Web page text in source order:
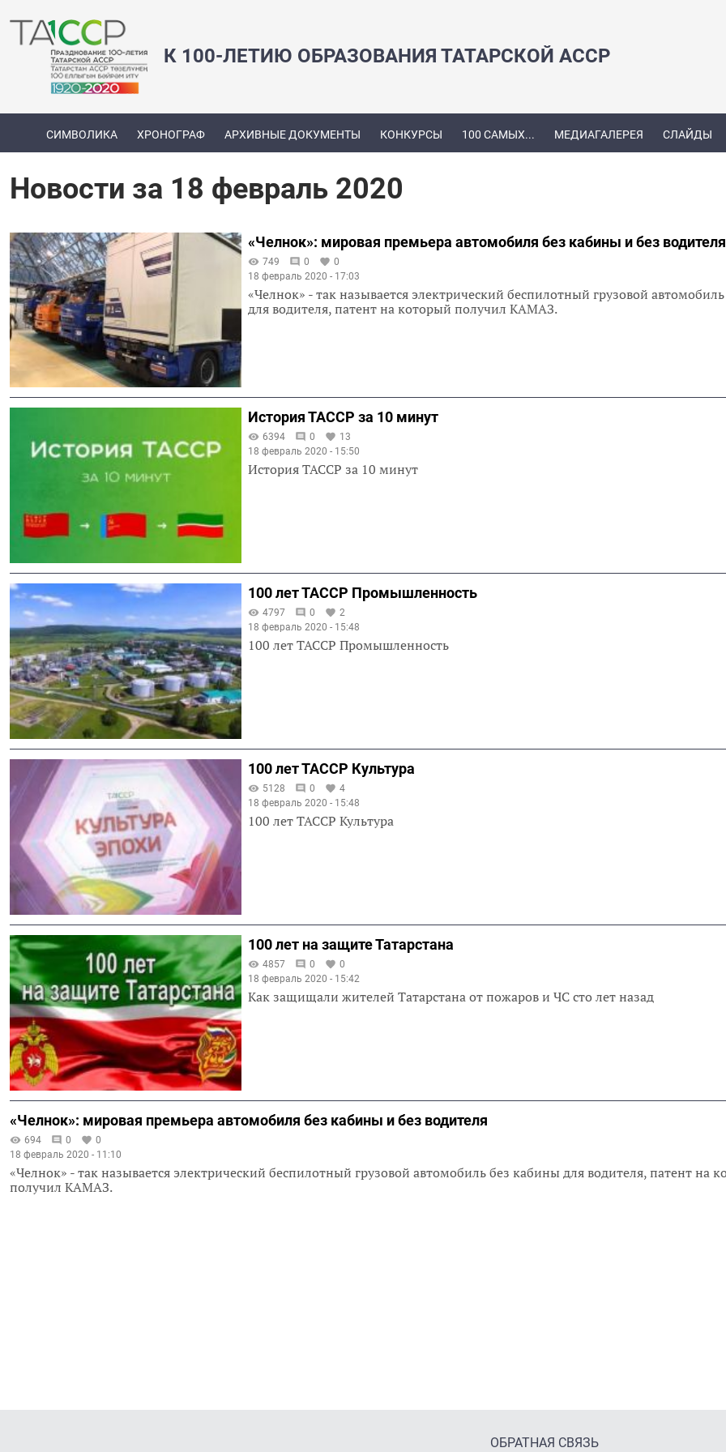
К 100-ЛЕТИЮ ОБРАЗОВАНИЯ ТАТАРСКОЙ АССР
СИМВОЛИКА ХРОНОГРАФ АРХИВНЫЕ ДОКУМЕНТЫ КОНКУРСЫ 100 САМЫХ... МЕДИАГАЛЕРЕЯ СЛАЙДЫ
Новости за 18 февраль 2020
«Челнок»: мировая премьера автомобиля без кабины и без водителя
749 0
0
18 февраль 2020 - 17:03
«Челнок» - так называется электрический беспилотный грузовой
для водителя, патент на который получил КАМАЗ.
История ТАССР за 10 минут
6394 0
13
18 февраль 2020 - 15:50
История ТАССР за 10 минут
100 лет ТАССР Промышленность
4797 0
2
18 февраль 2020 - 15:48
100 лет ТАССР Промышленность
100 лет ТАССР Культура
5128 0
4
18 февраль 2020 - 15:48
100 лет ТАССР Культура
100 лет на защите Татарстана
4857 0
0
18 февраль 2020 - 15:42
Как защищали жителей Татарстана от пожаров и ЧС сто лет назад
«Челнок»: мировая премьера автомобиля без кабины и без водителя
694 0
0
18 февраль 2020 - 11:10
«Челнок» - так называется электрический беспилотный грузовой автомобиль без кабины для водителя, патент на
получил КАМАЗ.
ОБРАТНАЯ СВЯЗЬ